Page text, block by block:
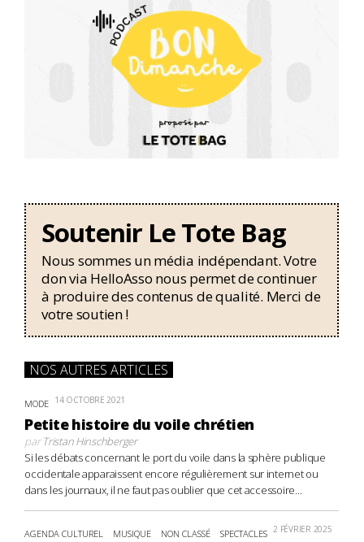
Soutenir Le Tote Bag
Nous sommes un média indépendant. Votre
don via HelloAsso nous permet de continuer
à produire des contenus de qualité. Merci de
votre soutien !
NOS AUTRES ARTICLES
MODE 14 OCTOBRE 2021
Petite histoire du voile chrétien
parTristan Hinschberger
Si les débats concernant le port du voile dans la sphère publique
occidentale apparaissent encore régulièrement sur internet ou
dans les journaux, il ne faut pas oublier que cet accessoire...
AGENDA CULTUREL MUSIQUE NON CLASSÉ SPECTACLES 2 FÉVRIER 2025